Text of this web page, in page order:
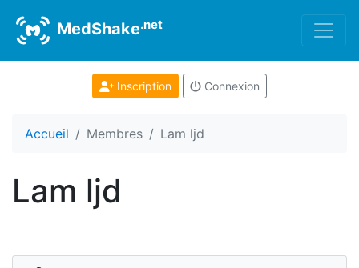
MedShake.net
Inscription Connexion
Accueil Membres Lam ljd
Lam ljd